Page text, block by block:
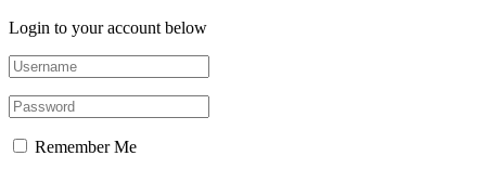
Login to your account below
Remember Me